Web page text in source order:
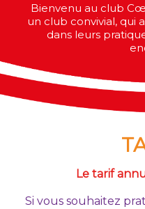
Bienvenu au club
un club convivial, qui
dans leurs
Le tarif
Si vous souhaitez